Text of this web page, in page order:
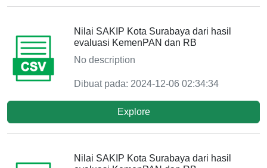
Nilai SAKIP Kota Surabaya dari hasil
evaluasi KemenPAN dan RB
No description
Dibuat pada: 2024-12-06 02:34:34
Explore
Nilai SAKIP Kota Surabaya dari hasil